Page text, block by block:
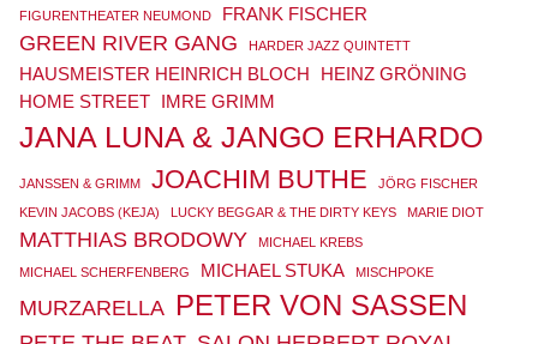
FIGURENTHEATER NEUMOND FRANK FISCHER
GREEN RIVER GANG HARDER JAZZ QUINTETT
HAUSMEISTER HEINRICH BLOCH
HEINZ GRÖNING
HOME STREET IMRE GRIMM
JANA LUNA & JANGO ERHARDO
JANSSEN & GRIMM JOACHIM BUTHE
JÖRG FISCHER
KEVIN JACOBS (KEJA)
LUCKY BEGGAR & THE DIRTY KEYS MARIE DIOT
MATTHIAS BRODOWY MICHAEL KREBS
MICHAEL SCHERFENBERG MICHAEL STUKA MISCHPOKE
MURZARELLA PETER VON SASSEN